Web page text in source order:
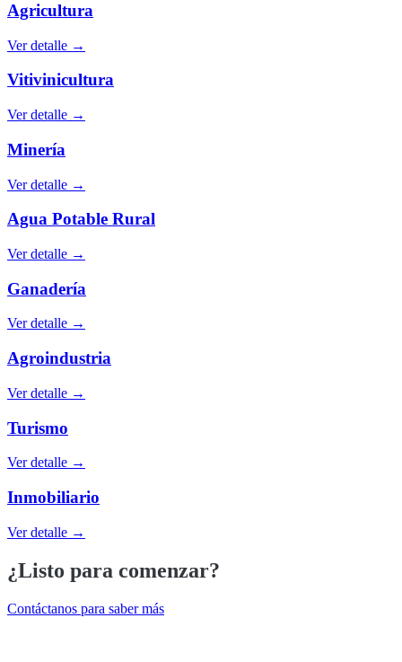
Agricultura
Ver detalle →
Vitivinicultura
Ver detalle →
Minería
Ver detalle →
Agua Potable Rural
Ver detalle →
Ganadería
Ver detalle →
Agroindustria
Ver detalle →
Turismo
Ver detalle →
Inmobiliario
Ver detalle →
¿Listo para comenzar?
Contáctanos para saber más